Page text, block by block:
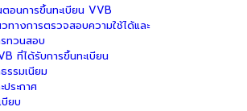
อนการขึ้นทะเบียน VVB
ทางการตรวจสอบความใช้ได้และ
ทวนสอบ
ที่ได้รับการขึ้นทะเบียน
รรมเนียม
ประกาศ
บียบ